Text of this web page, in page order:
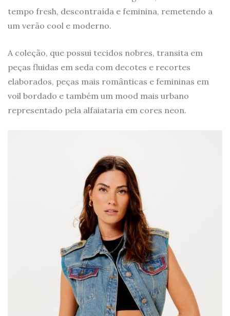
tempo fresh, descontraída e feminina, remetendo a
um verão cool e moderno.
A coleção, que possui tecidos nobres, transita em
peças fluidas em seda com decotes e recortes
elaborados, peças mais românticas e femininas em
voil bordado e também um mood mais urbano
representado pela alfaiataria em cores neon.